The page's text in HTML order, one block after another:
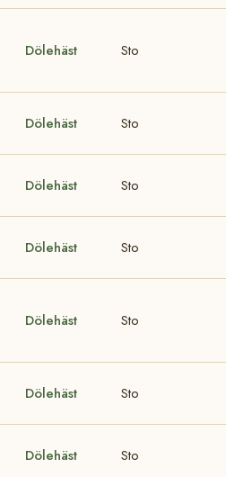
Dölehäst Sto
Dölehäst Sto
Dölehäst Sto
Dölehäst Sto
Dölehäst Sto
Dölehäst Sto
Dölehäst Sto